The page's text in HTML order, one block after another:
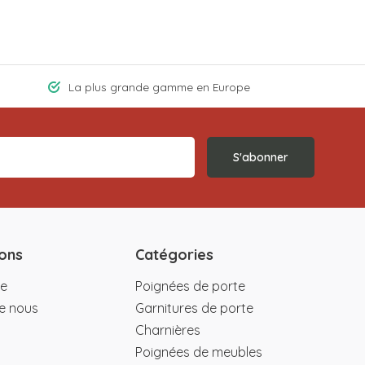
La plus grande gamme en Europe
S'abonner
nous
Catégories
Poignées de porte
Garnitures de porte
Charnières
Poignées de meubles